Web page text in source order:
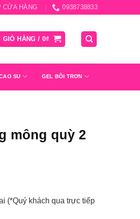
CỬA HÀNG 0938738833
GIỎ HÀNG / 0₫
SU GEL BÔI TRƠN
mông quỳ 2
(*Quý khách qua trực tiếp